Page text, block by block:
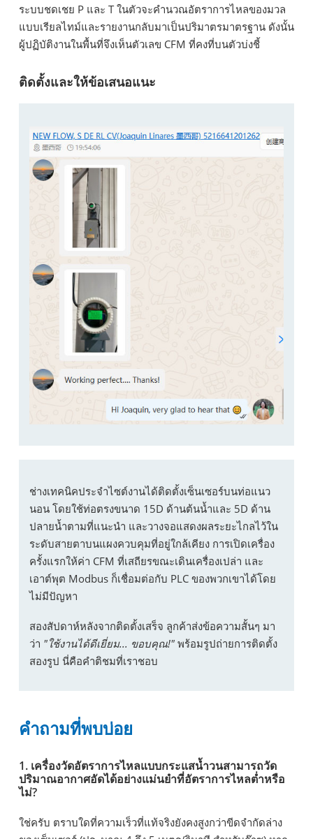
ระบบชดเชย P และ T ในตัวจะคำนวณอัตราการไหลของมวล
แบบเรียลไทม์และรายงานกลับมาเป็นปริมาตรมาตรฐาน ดังนั้น
ผู้ปฏิบัติงานในพื้นที่จึงเห็นตัวเลข CFM ที่คงที่บนตัวบ่งชี้
ติดตั้งและให้ข้อเสนอแนะ
ช่างเทคนิคประจำไซต์งานได้ติดตั้งเซ็นเซอร์บนท่อแนว
นอน โดยใช้ท่อตรงขนาด 15D ด้านต้นน้ำและ 5D ด้าน
ปลายน้ำตามที่แนะนำ และวางจอแสดงผลระยะไกลไว้ใน
ระดับสายตาบนแผงควบคุมที่อยู่ใกล้เคียง การเปิดเครื่อง
ครั้งแรกให้ค่า CFM ที่เสถียรขณะเดินเครื่องเปล่า และ
เอาต์พุต Modbus ก็เชื่อมต่อกับ PLC ของพวกเขาได้โดย
ไม่มีปัญหา
สองสัปดาห์หลังจากติดตั้งเสร็จ ลูกค้าส่งข้อความสั้นๆ มา
ว่า "ใช้งานได้ดีเยี่ยม... ขอบคุณ!" พร้อมรูปถ่ายการติดตั้ง
สองรูป นี่คือคำติชมที่เราชอบ
คำถามที่พบบ่อย
1. เครื่องวัดอัตราการไหลแบบกระแสน้ำวนสามารถวัด
ปริมาณอากาศอัดได้อย่างแม่นยำที่อัตราการไหลต่ำหรือ
ไม่?
ใช่ครับ ตราบใดที่ความเร็วที่แท้จริงยังคงสูงกว่าขีดจำกัดล่าง